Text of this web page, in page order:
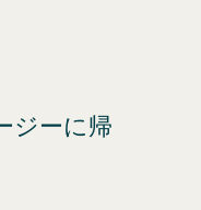
ジーに帰